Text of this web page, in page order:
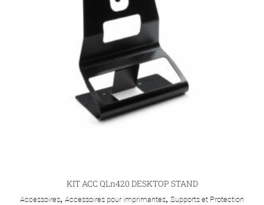
KIT ACC QLn420 DESKTOP STAND
Accessoires, Accessoires pour imprimantes, Supports et Protection